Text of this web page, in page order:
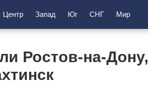
Центр Запад Юг СНГ Мир
Ростов-на-Дону,